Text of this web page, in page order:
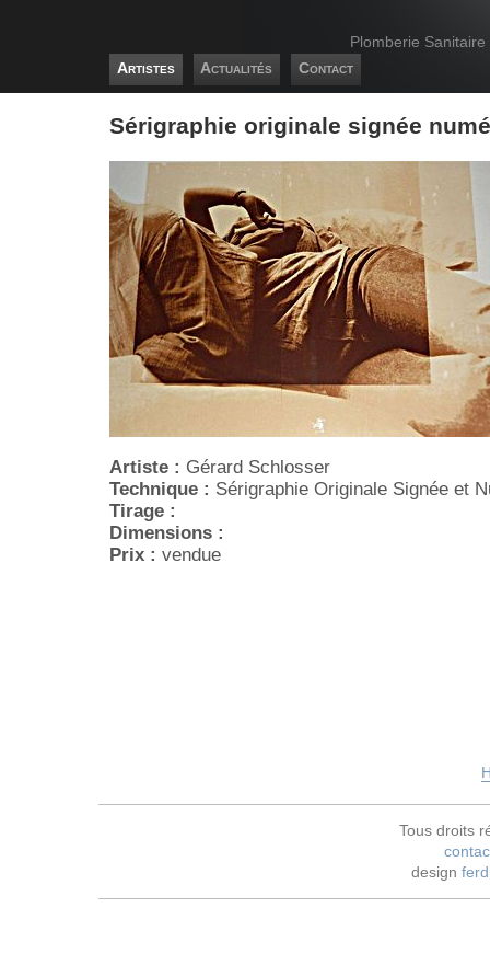
Sérigraphie originale signée
Artiste : Gérard Schlosser
Technique : Sérigraphie Originale Signée et
Tirage :
Dimensions :
Prix : vendue
Tous droits
design
Plomberie
Artistes
Actualités Contact